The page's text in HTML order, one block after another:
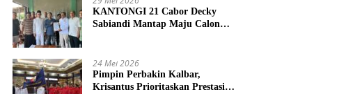
KANTONGI 21 Cabor Decky
Sabiandi Mantap Maju Calon
24 Mei 2026
Pimpin Perbakin Kalbar,
Krisantus Prioritaskan Prestasi